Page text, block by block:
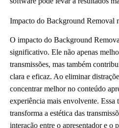
Impacto do Background Removal
O impacto do Background
significativo. Ele não apenas
transmissões, mas também
clara e eficaz. Ao eliminar
concentrar melhor no conteúdo
experiência mais envolvente. Essa
transforma a estética das
interação entre o apresentador e o